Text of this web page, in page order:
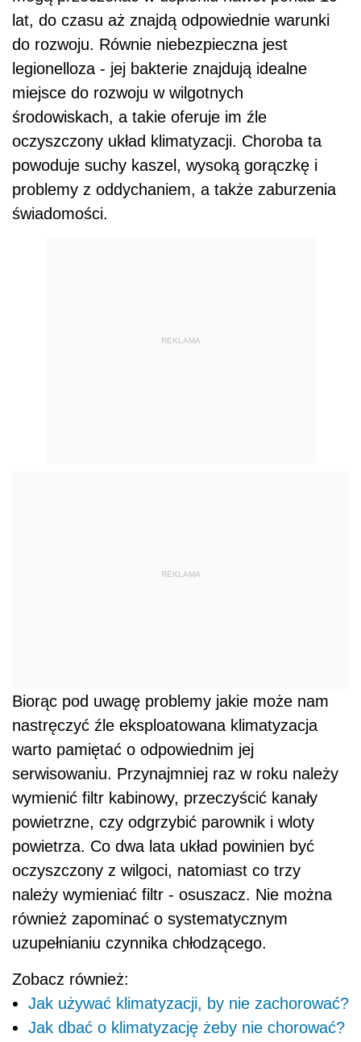
lat, do czasu aż znajdą odpowiednie warunki
do rozwoju. Równie niebezpieczna jest
legionelloza - jej bakterie znajdują idealne
miejsce do rozwoju w wilgotnych
środowiskach, a takie oferuje im źle
oczyszczony układ klimatyzacji. Choroba ta
powoduje suchy kaszel, wysoką gorączkę i
problemy z oddychaniem, a także zaburzenia
świadomości.
REKLAMA
REKLAMA
Biorąc pod uwagę problemy jakie może nam
nastręczyć źle eksploatowana klimatyzacja
warto pamiętać o odpowiednim jej
serwisowaniu. Przynajmniej raz w roku należy
wymienić filtr kabinowy, przeczyścić kanały
powietrzne, czy odgrzybić parownik i wloty
powietrza. Co dwa lata układ powinien być
oczyszczony z wilgoci, natomiast co trzy
należy wymieniać filtr - osuszacz. Nie można
również zapominać o systematycznym
uzupełnianiu czynnika chłodzącego.
Zobacz również:
Jak używać klimatyzacji, by nie zachorować?
Jak dbać o klimatyzację żeby nie chorować?